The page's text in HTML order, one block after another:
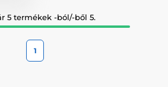
5 termékek -ból/-ből 5.
1